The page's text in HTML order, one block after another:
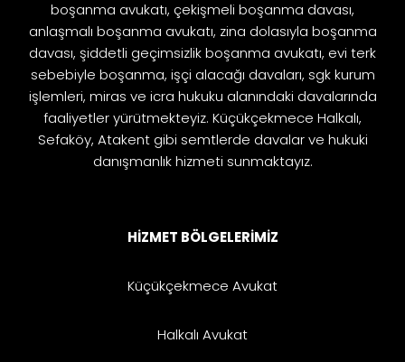
boşanma avukatı, çekişmeli boşanma davası,
anlaşmalı boşanma avukatı, zina dolasıyla boşanma
davası, şiddetli geçimsizlik boşanma avukatı, evi terk
sebebiyle boşanma, işçi alacağı davaları, sgk kurum
işlemleri, miras ve icra hukuku alanındaki davalarında
faaliyetler yürütmekteyiz. Küçükçekmece Halkalı,
Sefaköy, Atakent gibi semtlerde davalar ve hukuki
danışmanlık hizmeti sunmaktayız.
HİZMET BÖLGELERİMİZ
Küçükçekmece Avukat
Halkalı Avukat